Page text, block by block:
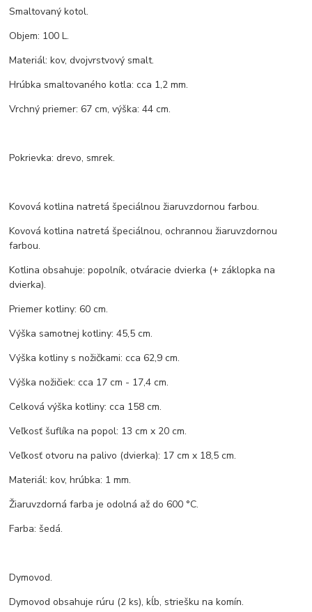
Smaltovaný kotol.
Objem: 100 L.
Materiál: kov, dvojvrstvový smalt.
Hrúbka smaltovaného kotla: cca 1,2 mm.
Vrchný priemer: 67 cm, výška: 44 cm.
Pokrievka: drevo, smrek.
Kovová kotlina natretá špeciálnou žiaruvzdornou farbou.
Kovová kotlina natretá špeciálnou, ochrannou žiaruvzdornou
farbou.
Kotlina obsahuje: popolník, otváracie dvierka (+ záklopka na
dvierka).
Priemer kotliny: 60 cm.
Výška samotnej kotliny: 45,5 cm.
Výška kotliny s nožičkami: cca 62,9 cm.
Výška nožičiek: cca 17 cm - 17,4 cm.
Celková výška kotliny: cca 158 cm.
Veľkosť šuflíka na popol: 13 cm x 20 cm.
Veľkosť otvoru na palivo (dvierka): 17 cm x 18,5 cm.
Materiál: kov, hrúbka: 1 mm.
Žiaruvzdorná farba je odolná až do 600 °C.
Farba: šedá.
Dymovod.
Dymovod obsahuje rúru (2 ks), kĺb, striešku na komín.